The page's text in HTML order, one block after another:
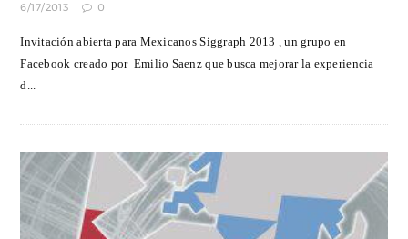
6/17/2013 0
Invitación abierta para Mexicanos Siggraph 2013 , un grupo en
Facebook creado por Emilio Saenz que busca mejorar la experiencia
d...